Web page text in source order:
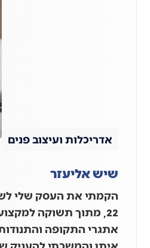
אדריכלות ועיצוב פנים
שיש אליעזר
הקמתי את העסק שלי
22, מתוך תשוקה
אתגרי התקופה
איתן והמשכתי להעניק